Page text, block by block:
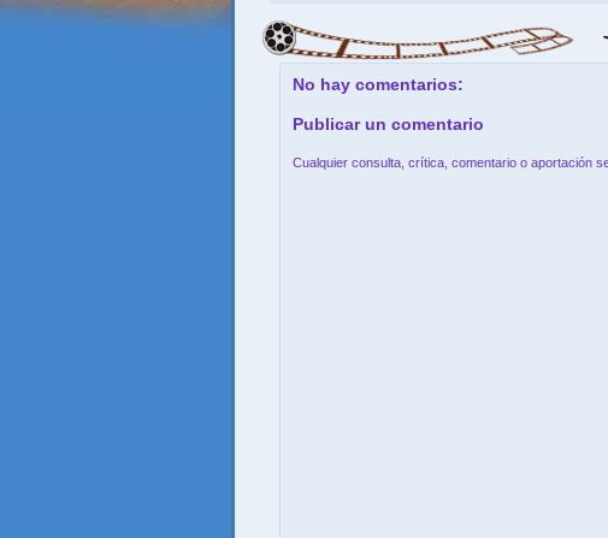
No hay comentarios:
Publicar un comentario
Cualquier consulta, crítica, comentario o aportación